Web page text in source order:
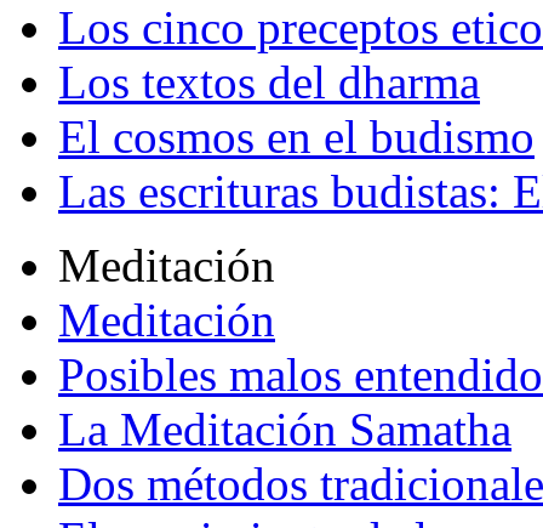
Los cinco preceptos
Los textos del dharma
El cosmos en el budismo
Las escrituras budistas:
Meditación
Meditación
Posibles malos
La Meditación Samatha
Dos métodos